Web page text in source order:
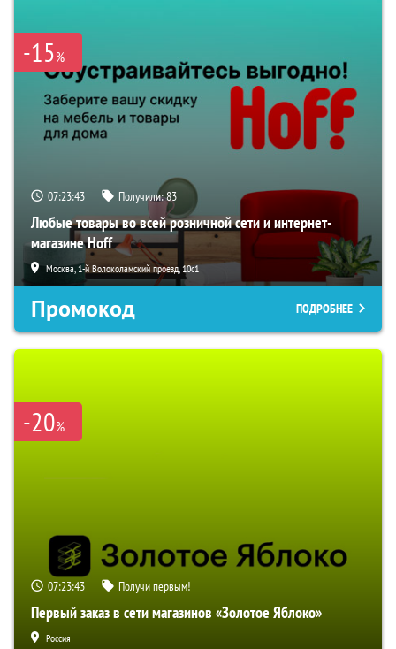
-15%
07:23:42 Получили:83
Любые товары во всей розничной сети и интернет-
магазине Hoff
Москва, 1-й Волоколамский проезд, 10с1
Промокод ПОДРОБНЕЕ
-20%
07:23:42 Получи первым!
Первый заказ в сети магазинов «Золотое Яблоко»
Россия